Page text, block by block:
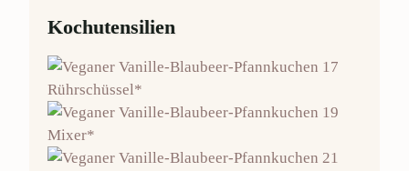
Kochutensilien
Rührschüssel*
Mixer*